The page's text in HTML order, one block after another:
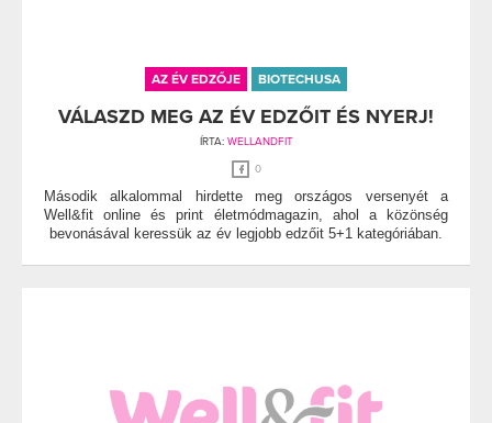
AZ ÉV EDZŐJE BIOTECHUSA
VÁLASZD MEG AZ ÉV EDZŐIT ÉS NYERJ!
ÍRTA: WELLANDFIT
0
Második alkalommal hirdette meg országos versenyét a
Well&fit online és print életmódmagazin, ahol a közönség
bevonásával keressük az év legjobb edzőit 5+1 kategóriában.